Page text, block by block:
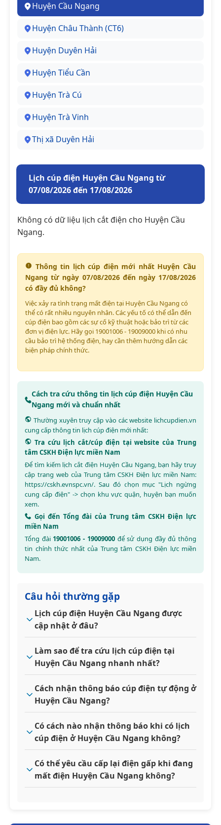
Huyện Cầu Ngang
Huyện Châu Thành (CT6)
Huyện Duyên Hải
Huyện Tiểu Cần
Huyện Trà Cú
Huyện Trà Vinh
Thị xã Duyên Hải
Lịch cúp điện Huyện Cầu Ngang từ
07/08/2026 đến 17/08/2026
Không có dữ liệu lịch cắt điện cho Huyện Cầu
Ngang.
Thông tin lịch cúp điện mới nhất Huyện Cầu
Ngang từ ngày 07/08/2026 đến ngày 17/08/2026
có đầy đủ không?
Việc xảy ra tình trạng mất điện tại Huyện Cầu Ngang có
thể có rất nhiều nguyên nhân. Các yếu tố có thể dẫn đến
cúp điện bao gồm các sự cố kỹ thuật hoặc bảo trì từ các
đơn vị điện lực. Hãy gọi 19001006 - 19009000 khi có nhu
cầu bảo trì hệ thống điện, hay cần thêm hướng dẫn các
biện pháp chính thức.
Cách tra cứu thông tin lịch cúp điện Huyện Cầu
Ngang mới và chuẩn nhất
Thường xuyên truy cập vào các website lichcupdien.vn
cung cấp thông tin lịch cúp điện mới nhất:
Tra cứu lịch cắt/cúp điện tại website của Trung
tâm CSKH Điện lực miền Nam
Để tìm kiếm lịch cắt điện Huyện Cầu Ngang, bạn hãy truy
cập trang web của Trung tâm CSKH Điện lực miền Nam:
https://cskh.evnspc.vn/. Sau đó chọn mục "Lịch ngừng
cung cấp điện" -> chọn khu vực quận, huyện bạn muốn
xem.
Gọi đến Tổng đài của Trung tâm CSKH Điện lực
miền Nam
Tổng đài 19001006 - 19009000để sử dụng đầy đủ thông
tin chính thức nhất của Trung tâm CSKH Điện lực miền
Nam.
Câu hỏi thường gặp
Lịch cúp điện Huyện Cầu Ngang được
cập nhật ở đâu?
Làm sao để tra cứu lịch cúp điện tại
Huyện Cầu Ngang nhanh nhất?
Cách nhận thông báo cúp điện tự động ở
Huyện Cầu Ngang?
Có cách nào nhận thông báo khi có lịch
cúp điện ở Huyện Cầu Ngang không?
Có thể yêu cầu cấp lại điện gấp khi đang
mất điện Huyện Cầu Ngang không?